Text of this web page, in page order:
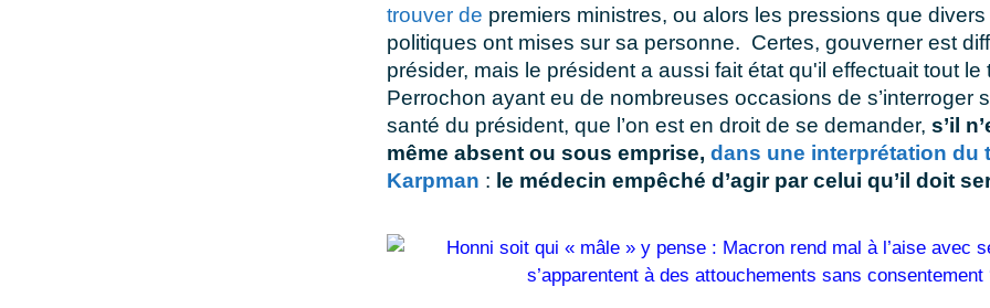
trouver de premiers ministres, ou alors les pressions que
politiques ont mises sur sa personne. Certes, gouverner est
présider, mais le président a aussi fait état qu'il effectuait tout le
Perrochon ayant eu de nombreuses occasions de s’interroger
santé du président, que l’on est en droit de se demander, s’il
même absent ou sous emprise, dans une interprétation du
Karpman : le médecin empêché d’agir par celui qu’il doit